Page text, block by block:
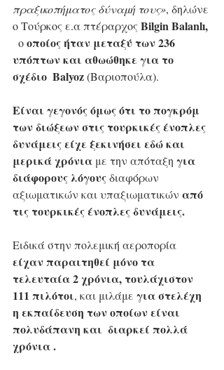
πραξικοπήματος δύναμή τους», δηλώνε
ο Τούρκος ε.α πτέραρχος Bilgin Balanlı,
  ο
οποίος ήταν μεταξύ των 236
υπόπτων και αθωώθηκε για το
σχέδιο  Balyoz (Βαριοπούλα).
Είναι γεγονός όμως ότι το πογκρόμ
των διώξεων στις τουρκικές ένοπλες
δυνάμεις είχε ξεκινήσει εδώ και
μερικά χρόνια με την απόταξη για
διάφορους λόγους διαφόρων
αξιωματικών και υπαξιωματικών από
τις τουρκικές ένοπλες δυνάμεις.
Ειδικά στην πολεμική αεροπορία
είχαν παραιτηθεί μόνο τα
τελευταία 2 χρόνια, τουλάχιστον
111 πιλότοι, και μιλάμε για στελέχη
η εκπαίδευση των οποίων είναι
πολυδάπανη και  διαρκεί πολλά
χρόνια .